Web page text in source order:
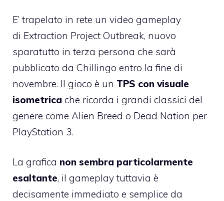
E’ trapelato in rete un video gameplay
di Extraction Project Outbreak, nuovo
sparatutto in terza persona che sarà
pubblicato da Chillingo entro la fine di
novembre. Il gioco è un TPS con visuale
isometrica che ricorda i grandi classici del
genere come Alien Breed o Dead Nation per
PlayStation 3.
La grafica non sembra particolarmente
esaltante, il gameplay tuttavia è
decisamente immediato e semplice da